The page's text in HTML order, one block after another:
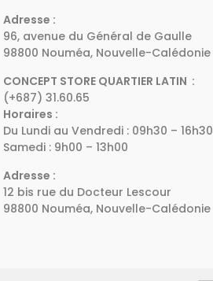
Adresse :
96, avenue du Général de Gaulle
98800 Nouméa, Nouvelle-Calédonie
CONCEPT STORE QUARTIER LATIN :
(+687) 31.60.65
Horaires :
Du Lundi au Vendredi : 09h30 – 16h30
Samedi : 9h00 – 13h00
Adresse :
12 bis rue du Docteur Lescour
98800 Nouméa, Nouvelle-Calédonie